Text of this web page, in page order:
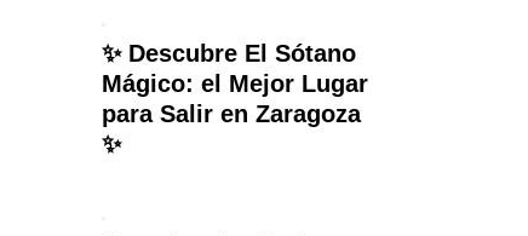
✨ Descubre El Sótano
Mágico: el Mejor Lugar
para Salir en Zaragoza
✨